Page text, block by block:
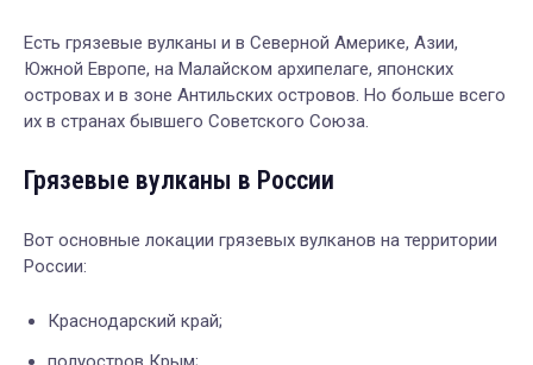
Есть грязевые вулканы и в Северной Америке, Азии,
Южной Европе, на Малайском архипелаге, японских
островах и в зоне Антильских островов. Но больше всего
их в странах бывшего Советского Союза.
Грязевые вулканы в России
Вот основные локации грязевых вулканов на территории
России:
Краснодарский край;